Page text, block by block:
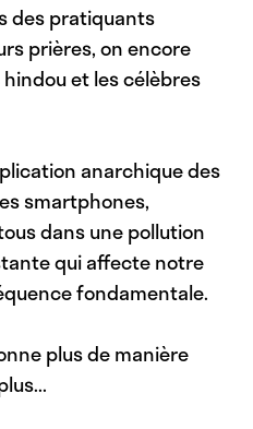
des pratiquants
prières, on encore
et les célèbres
anarchique des
smartphones,
dans une pollution
qui affecte notre
fondamentale.
plus de manière